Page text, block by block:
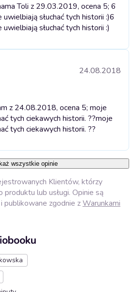
Toli z 29.03.2019, ocena 5; 6
słuchać tych historii :)6
słuchać tych historii :)
24.08.2018
z 24.08.2018, ocena 5; moje
tych ciekawych historii. ??moje
tych ciekawych historii. ??
wszystkie opinie
Klientów, którzy
produktu lub usługi. Opinie są
publikowane zgodnie zWarunkami